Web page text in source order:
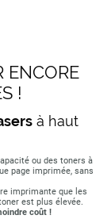
ENCORE
!
à haut
ou des toners à
page imprimée, sans
imprimante que les
est plus élevée.
coût !